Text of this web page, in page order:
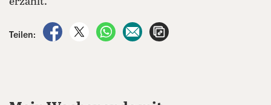
Teilen:
auf Facebook teilen
auf X teilenper WhatsApp teilen
per E-Mail teilen